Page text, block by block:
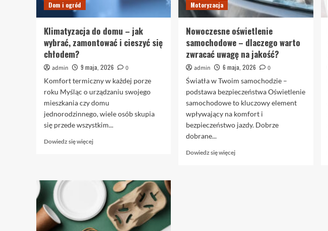
Dom i ogród
Klimatyzacja do domu – jak
wybrać, zamontować i cieszyć się
chłodem?
admin 9 maja, 2026
0
Komfort termiczny w każdej porze
roku Myśląc o urządzaniu swojego
mieszkania czy domu
jednorodzinnego, wiele osób skupia
się przede wszystkim...
Dowiedz się więcejDowiedz
domu
jak
wybrać,
Motoryzacja
Nowoczesne oświetlenie
samochodowe – dlaczego warto
zwracać uwagę na jakość?
admin 6 maja, 2026
0
Światła w Twoim samochodzie –
podstawa bezpieczeństwa Oświetlenie
samochodowe to kluczowy element
wpływający na komfort i
bezpieczeństwo jazdy. Dobrze
dobrane...
Dowiedz się więcejDowiedz